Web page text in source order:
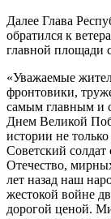
Далее Глава
обратился к
главной площади
«Уважаемые
фронтовики,
самым главным и
Днем Великой
истории не
Советский
Отечество,
лет назад наш
жестокой войне
дорогой ценой.